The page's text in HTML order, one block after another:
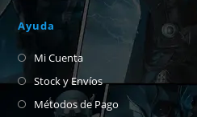
Ayuda
Mi Cuenta
Stock y Envíos
Métodos de Pago